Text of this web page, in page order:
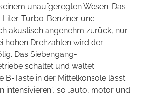
unaufgeregten Wesen. Das
Turbo-Benziner und
akustisch angenehm zurück, nur
hohen Drehzahlen wird der
Das Siebengang-
schaltet und waltet
B-Taste in der Mittelkonsole lässt
intensivieren“, so „auto, motor und